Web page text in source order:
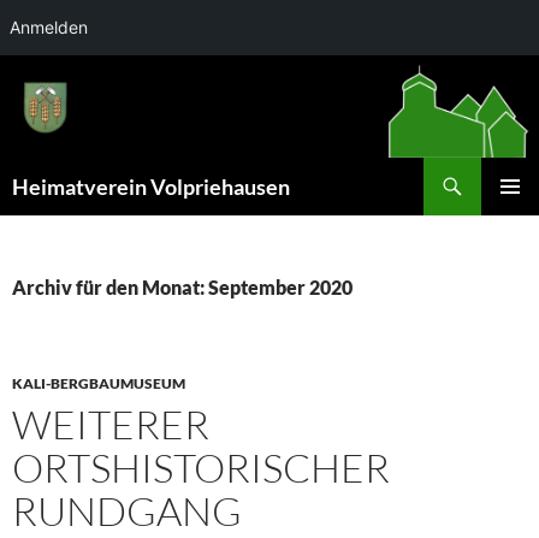
Anmelden
Inhalt
springen
Heimatverein Volpriehausen
Archiv für den Monat: September 2020
KALI-BERGBAUMUSEUM
WEITERER
ORTSHISTORISCHER
RUNDGANG